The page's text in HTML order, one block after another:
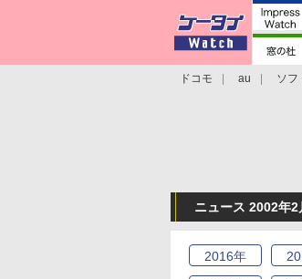
ドコモ au ソフ
ニュース 2002年
2016年